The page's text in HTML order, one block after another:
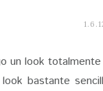
un look
bastante